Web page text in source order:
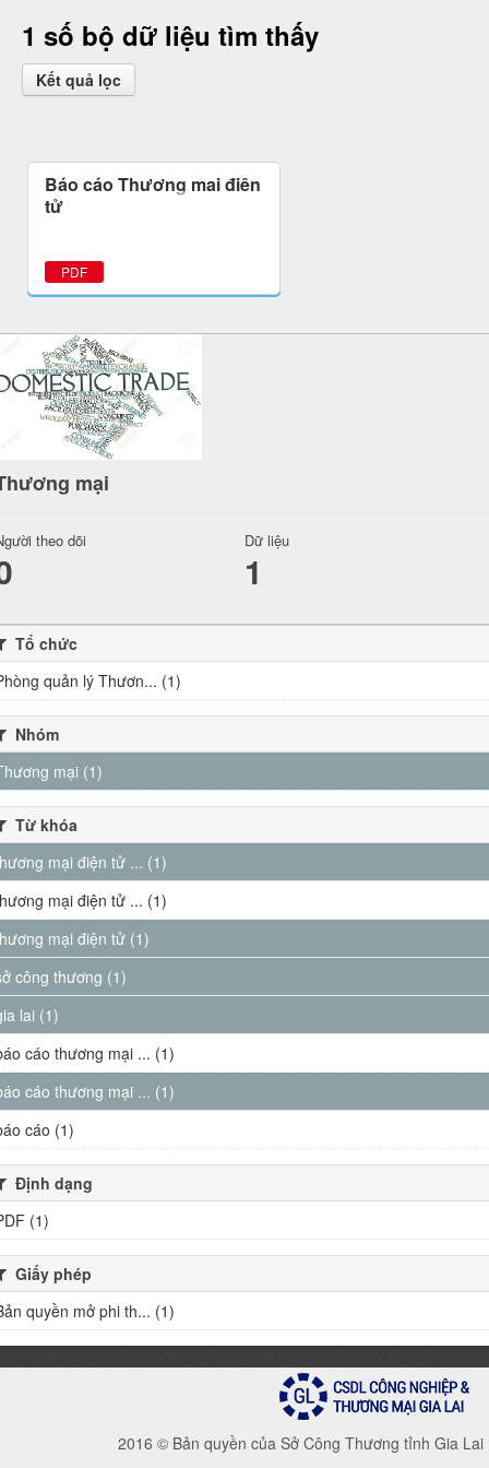
1 số bộ dữ liệu tìm thấy
Kết quả lọc
Báo cáo Thương mại điện
tử
PDF
mại
theo dõi Dữ liệu
1
Tổ chức
quản lý Thươn... (1)
Nhóm
mại (1)
Từ khóa
mại điện tử ... (1)
mại điện tử ... (1)
mại điện tử (1)
công thương (1)
lai (1)
cáo thương mại ... (1)
cáo thương mại ... (1)
cáo (1)
Định dạng
(1)
Giấy phép
quyền mở phi th... (1)
2016 © Bản quyền của Sở Công Thương tỉnh Gia Lai